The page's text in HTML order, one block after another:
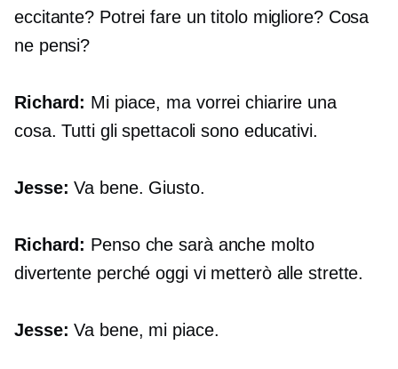
eccitante? Potrei fare un titolo migliore? Cosa
ne pensi?
Richard: Mi piace, ma vorrei chiarire una
cosa. Tutti gli spettacoli sono educativi.
Jesse: Va bene. Giusto.
Richard: Penso che sarà anche molto
divertente perché oggi vi metterò alle strette.
Jesse: Va bene, mi piace.